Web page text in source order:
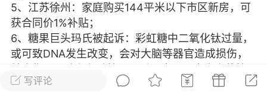
闪充小白罐
本/双效闪充，养出紧致小白脸！一、项
充小白罐 = 闪充大白肌（仪器）× 草本
产品）×极光嫩肤啫喱（产品）这是一套
护...写评论
5、江苏徐州：家庭购买144平米以下市区新房，可
获合同价1%补贴；
6、糖果巨头玛氏被起诉：彩虹糖中二氧化钛过量，
或可致DNA发生改变，会对大脑等器官造成损伤，
合要求；